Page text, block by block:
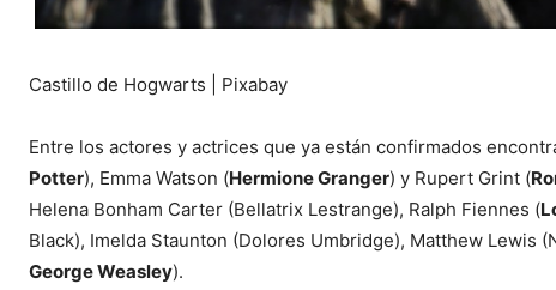
Castillo de Hogwarts | Pixabay
Entre los actores y actrices que ya están confirmados
Potter), Emma Watson (Hermione Granger) y Rupert Grint (
Helena Bonham Carter (Bellatrix Lestrange), Ralph Fiennes (
Black), Imelda Staunton (Dolores Umbridge), Matthew Lewis
George Weasley).